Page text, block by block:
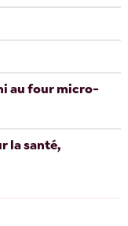
au four micro-
la santé,